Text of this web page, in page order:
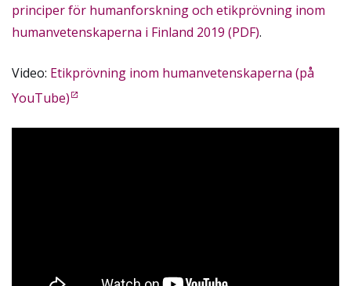
principer för humanforskning och etikprövning inom
humanvetenskaperna i Finland 2019 (PDF).
Video: Etikprövning inom humanvetenskaperna (på
YouTube)